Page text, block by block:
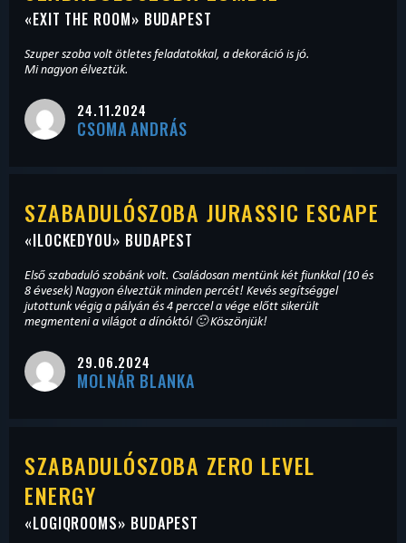
«EXIT THE ROOM» BUDAPEST
Szuper szoba volt ötletes feladatokkal, a dekoráció is jó.
Mi nagyon élveztük.
24.11.2024
CSOMA ANDRÁS
SZABADULÓSZOBA JURASSIC ESCAPE
«ILOCKEDYOU» BUDAPEST
Első szabaduló szobánk volt. Családosan mentünk két fiunkkal (10 és
8 évesek) Nagyon élveztük minden percét! Kevés segítséggel
jutottunk végig a pályán és 4 perccel a vége előtt sikerült
megmenteni a világot a dínóktól 🙂 Köszönjük!
29.06.2024
MOLNÁR BLANKA
SZABADULÓSZOBA ZERO LEVEL
ENERGY
«LOGIQROOMS» BUDAPEST